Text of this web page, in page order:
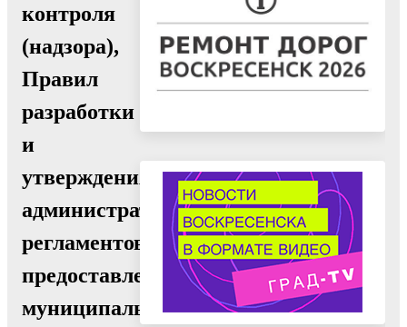
контроля
(надзора),
Правил
разработки
и
утверждения
административных
регламентов
предоставления
муниципальных